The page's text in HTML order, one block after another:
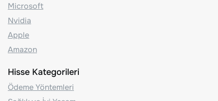
Microsoft
Nvidia
Apple
Amazon
Hisse Kategorileri
Ödeme Yöntemleri